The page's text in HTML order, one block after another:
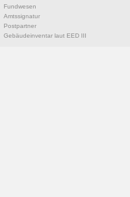
Fundwesen
Amtssignatur
Postpartner
Gebäudeinventar laut EED III